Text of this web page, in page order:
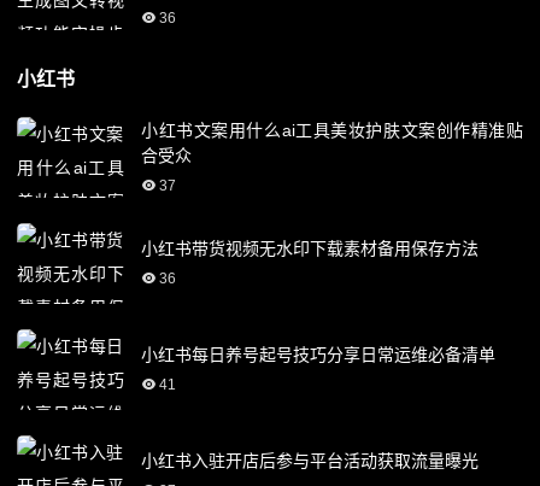
36
小红书
小红书文案用什么ai工具美妆护肤文案创作精准贴
合受众
37
小红书带货视频无水印下载素材备用保存方法
36
小红书每日养号起号技巧分享日常运维必备清单
41
小红书入驻开店后参与平台活动获取流量曝光